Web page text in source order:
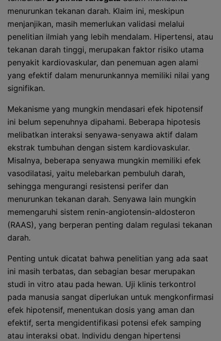
menurunkan tekanan darah. Klaim ini, meskipun
menjanjikan, masih memerlukan validasi melalui
penelitian ilmiah yang lebih mendalam. Hipertensi, atau
tekanan darah tinggi, merupakan faktor risiko utama
penyakit kardiovaskular, dan penemuan agen alami
yang efektif dalam menurunkannya memiliki nilai yang
signifikan.
Mekanisme yang mungkin mendasari efek hipotensif
ini belum sepenuhnya dipahami. Beberapa hipotesis
melibatkan interaksi senyawa-senyawa aktif dalam
ekstrak tumbuhan dengan sistem kardiovaskular.
Misalnya, beberapa senyawa mungkin memiliki efek
vasodilatasi, yaitu melebarkan pembuluh darah,
sehingga mengurangi resistensi perifer dan
menurunkan tekanan darah. Senyawa lain mungkin
memengaruhi sistem renin-angiotensin-aldosteron
(RAAS), yang berperan penting dalam regulasi tekanan
darah.
Penting untuk dicatat bahwa penelitian yang ada saat
ini masih terbatas, dan sebagian besar merupakan
studi in vitro atau pada hewan. Uji klinis terkontrol
pada manusia sangat diperlukan untuk mengkonfirmasi
efek hipotensif, menentukan dosis yang aman dan
efektif, serta mengidentifikasi potensi efek samping
atau interaksi obat. Individu dengan hipertensi